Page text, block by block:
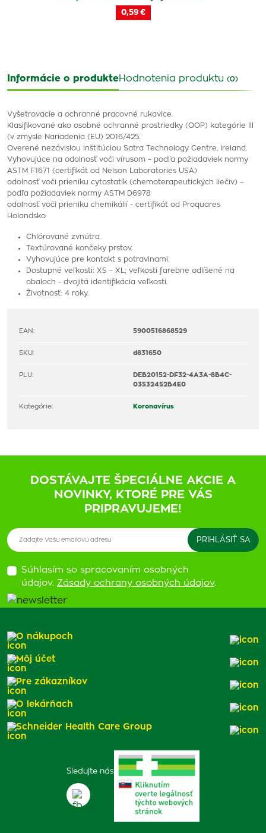
0,59 €
Informácie o produkteHodnotenia produktu (0)
Vyšetrovacie a ochranné pracovné rukavice.
Klasifikované ako osobné ochranné prostriedky (OOP) kategórie III
(v zmysle Nariadenia (EU) 2016/425.
Overené nezávislou inštitúciou Satra Technology Centre, Ireland.
Vyhovujúce na odolnosť voči vírusom – podľa požiadaviek normy
ASTM F1671 (certifikát od Nelson Laboratories USA)
odolnosť voči prieniku cytostatík (chemoterapeutických liečiv) –
podľa požiadaviek normy ASTM D6978
odolnosť voči prieniku chemikálií - certifikát od Proquares
Holandsko
Chlórované zvnútra.
Textúrované končeky prstov.
Vyhovujúce pre kontakt s potravinami.
Dostupné veľkosti: XS – XL; veľkosti farebne odlíšené na
obaloch - dvojitá identifikácia veľkosti.
Životnosť: 4 roky.
EAN: 5900516868529
SKU: d831650
PLU:
DEB20152-DF32-4A3A-8B4C-
03532452B4E0
Kategórie: Koronavírus
DOSTÁVAJTE ŠPECIÁLNE AKCIE A
NOVINKY, KTORÉ PRE VÁS
PRIPRAVUJEME!
Súhlasím so spracovaním osobných
údajov. Zásady ochrany osobných údajov.
Sledujte nás
O nákupoch
Môj účet
Pre zákazníkov
O lekárňach
Schneider Health Care Group